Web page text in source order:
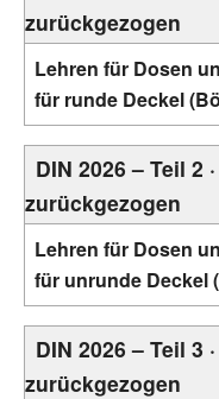
zurückgezogen
Lehren für Dosen
für runde Deckel
DIN 2026 – Teil 2
zurückgezogen
Lehren für Dosen
für unrunde Deckel
DIN 2026 – Teil 3
zurückgezogen